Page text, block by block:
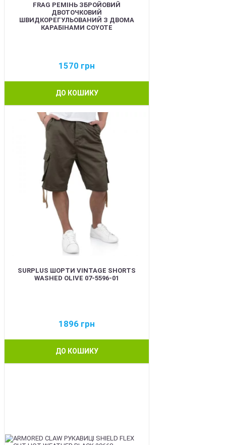
FRAG РЕМІНЬ ЗБРОЙОВИЙ
ДВОТОЧКОВИЙ
ШВИДКОРЕГУЛЬОВАНИЙ З ДВОМА
КАРАБІНАМИ COYOTE
1570 грн
ДО КОШИКУ
SURPLUS ШОРТИ VINTAGE SHORTS
WASHED OLIVE 07-5596-01
1896 грн
ДО КОШИКУ